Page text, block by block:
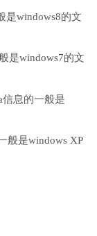
是windows8的文
是windows7的文
信息的一般是
般是windows XP